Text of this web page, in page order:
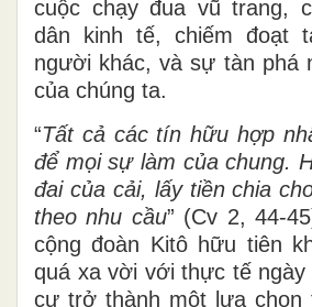
cuộc chạy đua vũ trang,
dân kinh tế, chiếm đoạt
người khác, và sự tàn phá
của chúng ta.
“Tất cả các tín hữu hợp
để mọi sự làm của chung.
đai của cải, lấy tiền chia
theo nhu cầu” (Cv 2, 44-
cộng đoàn Kitô hữu tiên
quá xa vời với thực tế
cư trở thành một lựa